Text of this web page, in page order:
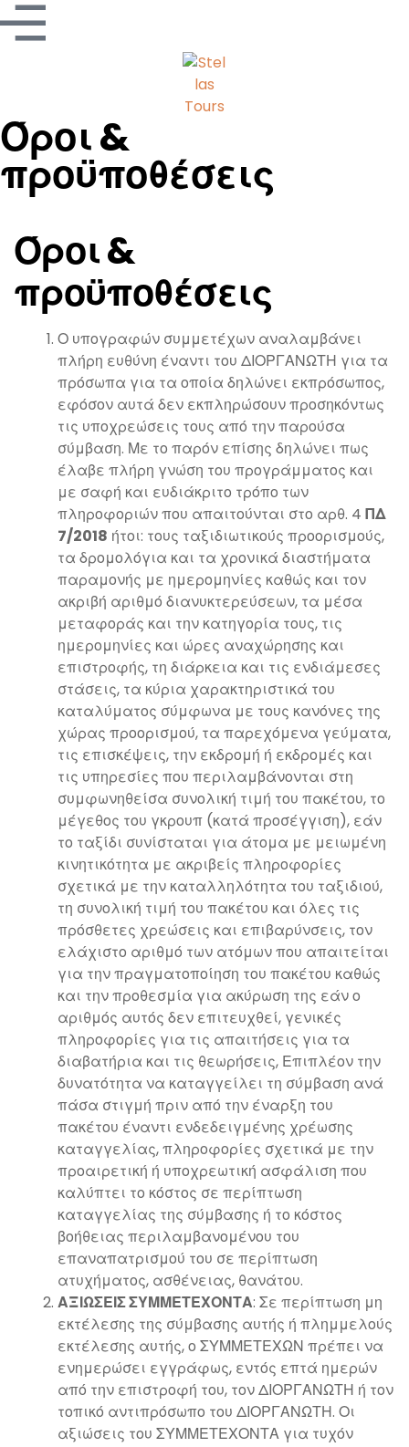
Όροι &
προϋποθέσεις
Όροι &
προϋποθέσεις
Ο υπογραφών συμμετέχων αναλαμβάνει
πλήρη ευθύνη έναντι του ΔΙΟΡΓΑΝΩΤΗ για τα
πρόσωπα για τα οποία δηλώνει εκπρόσωπος,
εφόσον αυτά δεν εκπληρώσουν προσηκόντως
τις υποχρεώσεις τους από την παρούσα
σύμβαση. Με το παρόν επίσης δηλώνει πως
έλαβε πλήρη γνώση του προγράμματος και
με σαφή και ευδιάκριτο τρόπο των
πληροφοριών που απαιτούνται στο αρθ. 4 ΠΔ
7/2018 ήτοι: τους ταξιδιωτικούς προορισμούς,
τα δρομολόγια και τα χρονικά διαστήματα
παραμονής με ημερομηνίες καθώς και τον
ακριβή αριθμό διανυκτερεύσεων, τα μέσα
μεταφοράς και την κατηγορία τους, τις
ημερομηνίες και ώρες αναχώρησης και
επιστροφής, τη διάρκεια και τις ενδιάμεσες
στάσεις, τα κύρια χαρακτηριστικά του
καταλύματος σύμφωνα με τους κανόνες της
χώρας προορισμού, τα παρεχόμενα γεύματα,
τις επισκέψεις, την εκδρομή ή εκδρομές και
τις υπηρεσίες που περιλαμβάνονται στη
συμφωνηθείσα συνολική τιμή του πακέτου, το
μέγεθος του γκρουπ (κατά προσέγγιση), εάν
το ταξίδι συνίσταται για άτομα με μειωμένη
κινητικότητα με ακριβείς πληροφορίες
σχετικά με την καταλληλότητα του ταξιδιού,
τη συνολική τιμή του πακέτου και όλες τις
πρόσθετες χρεώσεις και επιβαρύνσεις, τον
ελάχιστο αριθμό των ατόμων που απαιτείται
για την πραγματοποίηση του πακέτου καθώς
και την προθεσμία για ακύρωση της εάν ο
αριθμός αυτός δεν επιτευχθεί, γενικές
πληροφορίες για τις απαιτήσεις για τα
διαβατήρια και τις θεωρήσεις, Επιπλέον την
δυνατότητα να καταγγείλει τη σύμβαση ανά
πάσα στιγμή πριν από την έναρξη του
πακέτου έναντι ενδεδειγμένης χρέωσης
καταγγελίας, πληροφορίες σχετικά με την
προαιρετική ή υποχρεωτική ασφάλιση που
καλύπτει το κόστος σε περίπτωση
καταγγελίας της σύμβασης ή το κόστος
βοήθειας περιλαμβανομένου του
επαναπατρισμού του σε περίπτωση
ατυχήματος, ασθένειας, θανάτου.
ΑΞΙΩΣΕΙΣ ΣΥΜΜΕΤΕΧΟΝΤΑ: Σε περίπτωση μη
εκτέλεσης της σύμβασης αυτής ή πλημμελούς
εκτέλεσης αυτής, ο ΣΥΜΜΕΤΕΧΩΝ πρέπει να
ενημερώσει εγγράφως, εντός επτά ημερών
από την επιστροφή του, τον ΔΙΟΡΓΑΝΩΤΗ ή τον
τοπικό αντιπρόσωπο του ΔΙΟΡΓΑΝΩΤΗ. Οι
αξιώσεις του ΣΥΜΜΕΤΕΧΟΝΤΑ για τυχόν